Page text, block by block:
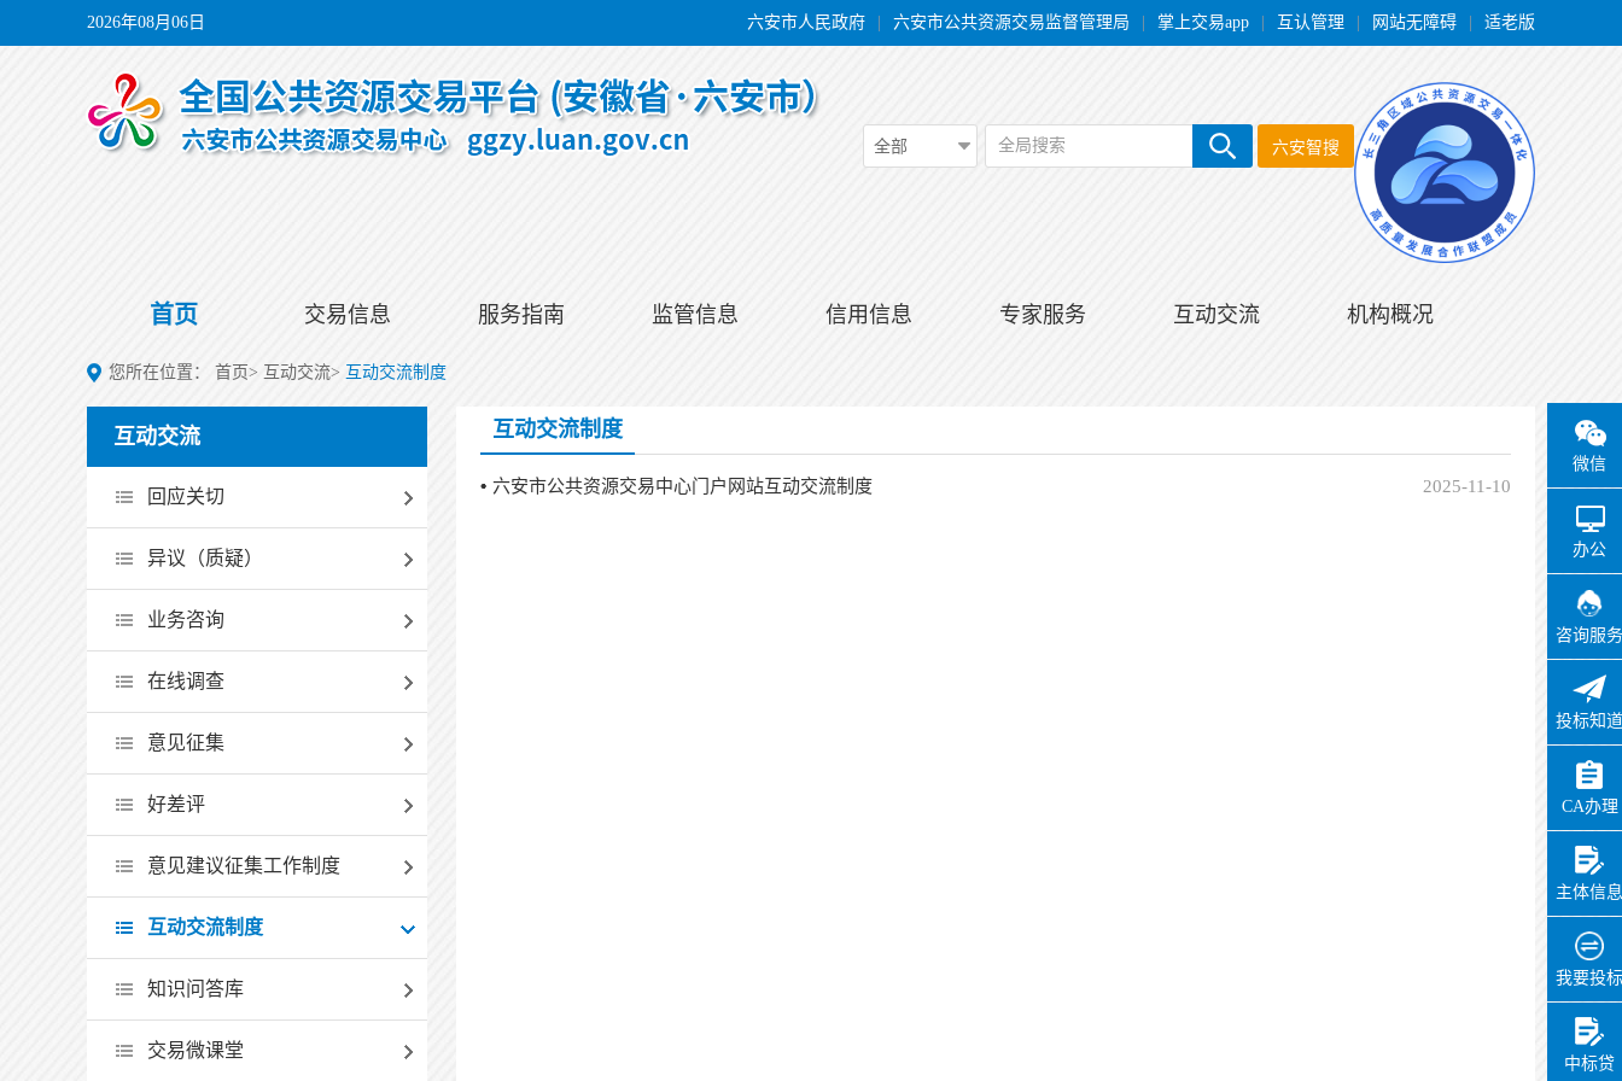
2026年08月06日 六安市人民政府 六安市公共资源交易监督管理局 掌上交易app 互认管理 网站无障碍 适老版
全部 全局搜索 六安智搜
首页 交易信息 服务指南 监管信息 信用信息 专家服务 互动交流 机构概况
微信
办公
咨询服务
投标知道
CA办理
主体信息
我要投标
中标贷
您所在位置： 首页> 互动交流> 互动交流制度
互动交流
回应关切
异议（质疑）
业务咨询
在线调查
意见征集
好差评
意见建议征集工作制度
互动交流制度
知识问答库
交易微课堂
互动交流制度
2025-11-10
六安市公共资源交易中心门户网站互动交流制度